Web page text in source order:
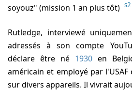
soyouz" (mission 1 an plus tôt) s2
Rutledge, interviewé uniquement via des messages
adressés à son compte
déclare être né 1930 en
américain et employé par
sur divers appareils. Il vivrait